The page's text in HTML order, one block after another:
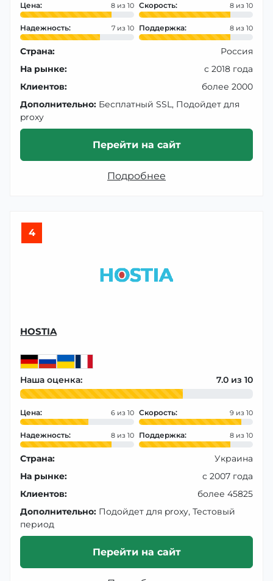
Цена: 8 Скорость: 8
Надежность: 7 Поддержка: 8
Страна:
Россия
На рынке:
с 2018 года
Клиентов:
более 2000
Дополнительно: Бесплатный SSL, Подойдет для
proxy
Перейти на сайт
Подробнее
4
HOSTIA
Наша оценка: 7.0
Цена: 6 Скорость: 9
Надежность: 8 Поддержка: 8
Страна:
Украина
На рынке:
с 2007 года
Клиентов:
более 45825
Дополнительно: Подойдет для proxy, Тестовый
период
Перейти на сайт